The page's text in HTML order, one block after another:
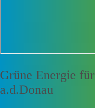
Grüne Energie für
a.d.Donau